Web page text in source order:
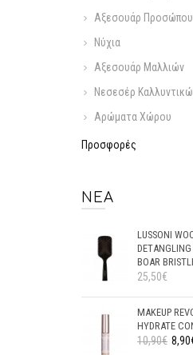
Αξεσουάρ Προσώπου
Νύχια
Αξεσουάρ Μαλλιών
Νεσεσέρ
Αρώματα Χώρου
Προσφορές
ΝΈΑ
LUSSONI
BOAR
25,50€
MAKEUP
HYDRATE
10,90€